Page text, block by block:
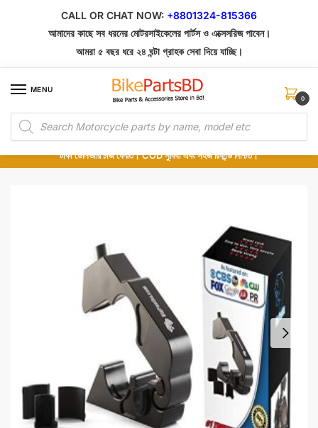
CALL OR CHAT NOW: +8801324-815366
আমাদের কাছে সব ধরনের মোটরসাইকেলের পার্টস ও এক্সেসরিজ পাবেন।
আমরা ৫ বছর ধরে ২৪ ঘন্টা গ্রাহক সেবা দিয়ে যাচ্ছি।
MENU
Products
search
0
১০০% অরিজিনাল পার্টস – শোরুম থেকে সরাসরি সংগ্রহ এবং শুধুমাত্র কুরিয়ার সার্ভিসে ডেলিভারি।
অর্ডার করার পর পার্টের ছবি দেখুন। পছন্দ হলে Cash on Delivery দিন, না হলে ৫ মিনিটে ১৯৯
টাকা ডেলিভারি চার্জ ফেরত। COD সুবিধা এবং সহজ রিফান্ড নিশ্চিত।